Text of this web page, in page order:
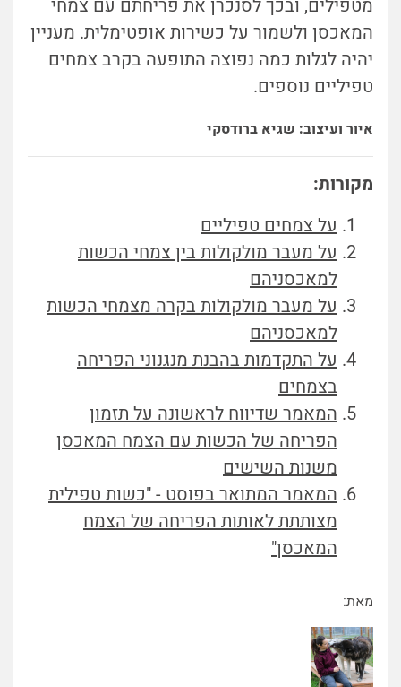
מטפילים, ובכך לסנכרן את פריחתם עם צמחי
המאכסן ולשמור על כשירות אופטימלית. מעניין
יהיה לגלות כמה נפוצה התופעה בקרב צמחים
טפיליים נוספים.
איור ועיצוב: שגיא ברודסקי
מקורות:
על צמחים טפיליים
על מעבר מולקולות בין צמחי הכשות
למאכסניהם
על מעבר מולקולות בקרה מצמחי הכשות
למאכסניהם
על התקדמות בהבנת מנגנוני הפריחה
בצמחים
המאמר שדיווח לראשונה על תזמון
הפריחה של הכשות עם הצמח המאכסן
משנות השישים
המאמר המתואר בפוסט - "כשות טפילית
מצותתת לאותות הפריחה של הצמח
המאכסן"
מאת: